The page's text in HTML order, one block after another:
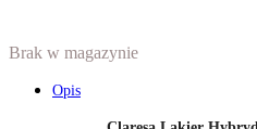
Brak w magazynie
Opis